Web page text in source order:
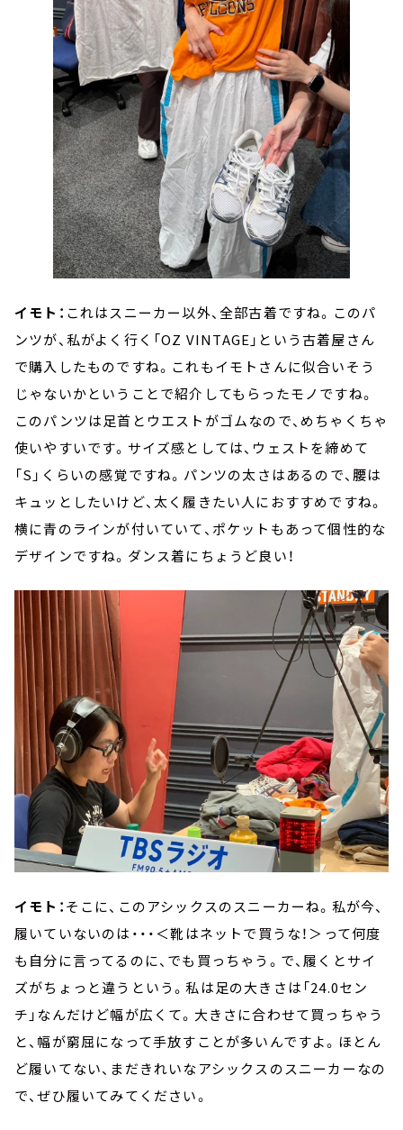
イモト： これはスニーカー以外、全部古着ですね。このパ
ンツが、私がよく行く「OZ VINTAGE」という古着屋さん
で購入したものですね。これもイモトさんに似合いそう
じゃないかということで紹介してもらったモノですね。
このパンツは足首とウエストがゴムなので、めちゃくちゃ
使いやすいです。サイズ感としては、ウェストを締めて
「S」くらいの感覚ですね。パンツの太さはあるので、腰は
キュッとしたいけど、太く履きたい人におすすめですね。
横に青のラインが付いていて、ポケットもあって個性的な
デザインですね。ダンス着にちょうど良い！
イモト：そこに、このアシックスのスニーカーね。私が今、
履いていないのは・・・＜靴はネットで買うな！＞って何度
も自分に言ってるのに、でも買っちゃう。で、履くとサイ
ズがちょっと違うという。私は足の大きさは「24.0セン
チ」なんだけど幅が広くて。大きさに合わせて買っちゃう
と、幅が窮屈になって手放すことが多いんですよ。ほとん
ど履いてない、まだきれいなアシックスのスニーカーなの
で、ぜひ履いてみてください。